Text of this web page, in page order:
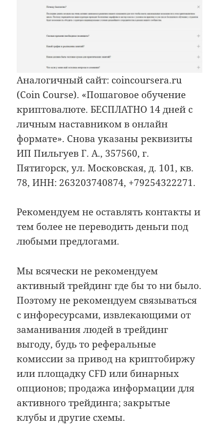
Аналогичный сайт: coincoursera.ru
(Coin Course). «Пошаговое обучение
криптовалюте. БЕСПЛАТНО 14 дней с
личным наставником в онлайн
формате». Снова указаны реквизиты
ИП Пильгуев Г. А., 357560, г.
Пятигорск, ул. Московская, д. 101, кв.
78, ИНН: 263203740874, +79254322271.
Рекомендуем не оставлять контакты и
тем более не переводить деньги под
любыми предлогами.
Мы всячески не рекомендуем
активный трейдинг где бы то ни было.
Поэтому не рекомендуем связываться
с инфоресурсами, извлекающими от
заманивания людей в трейдинг
выгоду, будь то реферальные
комиссии за привод на криптобиржу
или площадку CFD или бинарных
опционов; продажа информации для
активного трейдинга; закрытые
клубы и другие схемы.